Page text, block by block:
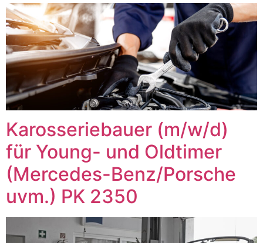
Karosseriebauer (m/w/d)
für Young- und Oldtimer
(Mercedes-Benz/Porsche
uvm.) PK 2350